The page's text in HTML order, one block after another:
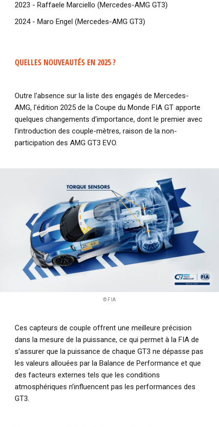
2023 - Raffaele Marciello (Mercedes-AMG GT3)
2024 - Maro Engel (Mercedes-AMG GT3)
QUELLES NOUVEAUTÉS EN 2025 ?
Outre l'absence sur la liste des engagés de Mercedes-
AMG, l'édition 2025 de la Coupe du Monde FIA GT apporte
quelques changements d'importance, dont le premier avec
l'introduction des couple-mètres, raison de la non-
participation des AMG GT3 EVO.
© FIA
Ces capteurs de couple offrent une meilleure précision
dans la mesure de la puissance, ce qui permet à la FIA de
s’assurer que la puissance de chaque GT3 ne dépasse pas
les valeurs allouées par la Balance de Performance et que
des facteurs externes tels que les conditions
atmosphériques n’influencent pas les performances des
GT3.